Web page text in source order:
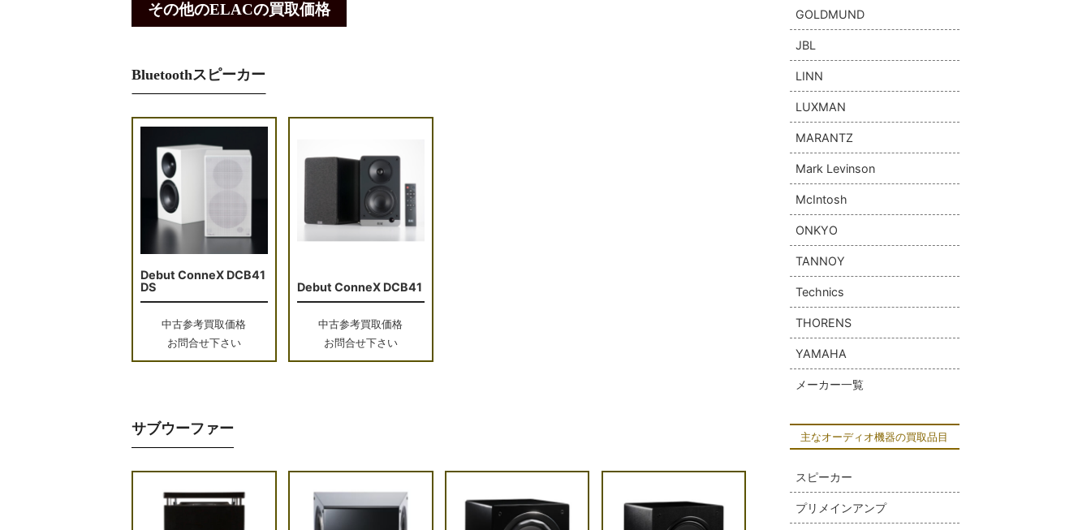
その他のELACの買取価格
Bluetoothスピーカー
Debut ConneX DCB41
DS
中古参考買取価格
お問合せ下さい
Debut ConneX DCB41
中古参考買取価格
お問合せ下さい
サブウーファー
GOLDMUND
JBL
LINN
LUXMAN
MARANTZ
Mark Levinson
McIntosh
ONKYO
TANNOY
Technics
THORENS
YAMAHA
メーカー一覧
主なオーディオ機器の買取品目
スピーカー
プリメインアンプ